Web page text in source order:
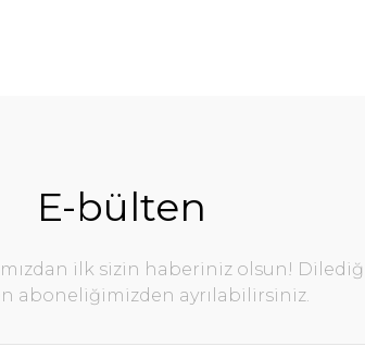
E-bülten
ilk sizin haberiniz olsun!
aboneliğimizden ayrılabilirsiniz.